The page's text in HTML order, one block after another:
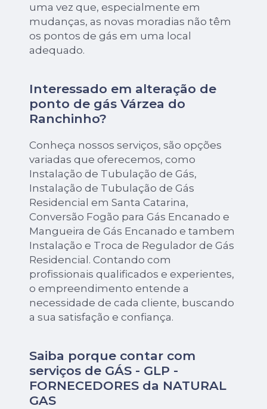
uma vez que, especialmente em
mudanças, as novas moradias não têm
os pontos de gás em uma local
adequado.
Interessado em alteração de
ponto de gás Várzea do
Ranchinho?
Conheça nossos serviços, são opções
variadas que oferecemos, como
Instalação de Tubulação de Gás,
Instalação de Tubulação de Gás
Residencial em Santa Catarina,
Conversão Fogão para Gás Encanado e
Mangueira de Gás Encanado e tambem
Instalação e Troca de Regulador de Gás
Residencial. Contando com
profissionais qualificados e experientes,
o empreendimento entende a
necessidade de cada cliente, buscando
a sua satisfação e confiança.
Saiba porque contar com
serviços de GÁS - GLP -
FORNECEDORES da NATURAL
GAS